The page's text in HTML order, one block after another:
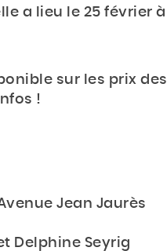
a lieu le 25 février à
sur les prix des
!
Jean Jaurès
Delphine Seyrig